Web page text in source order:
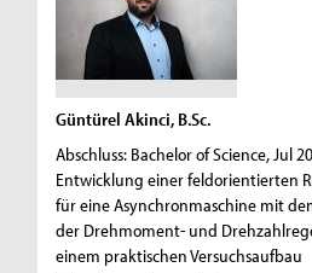
Güntürel Akinci, B.Sc.
Abschluss: Bachelor of Science, Jul
Entwicklung einer feldorientierten
für eine Asynchronmaschine mit
der Drehmoment- und
einem praktischen Versuchsaufbau